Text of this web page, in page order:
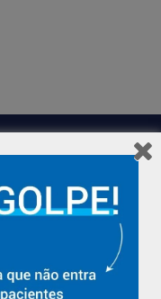
cuidando da saúde
com a vida em